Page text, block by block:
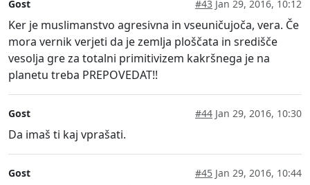
Gost #43 Jan 29, 2016, 10:12
Ker je muslimanstvo agresivna in vseuničujoča, vera. Če
mora vernik verjeti da je zemlja ploščata in središče
vesolja gre za totalni primitivizem kakršnega je na
planetu treba PREPOVEDAT!!
Gost #44 Jan 29, 2016, 10:30
Da imaš ti kaj vprašati.
Gost #45 Jan 29, 2016, 10:44